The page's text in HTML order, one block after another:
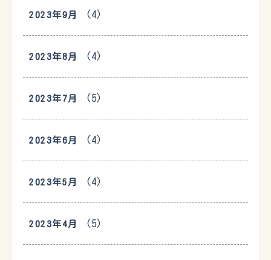
2023年9月 (4)
2023年8月 (4)
2023年7月 (5)
2023年6月 (4)
2023年5月 (4)
2023年4月 (5)